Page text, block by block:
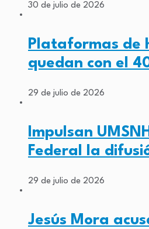
30 de julio de 2026
Plataformas de
quedan con el
29 de julio de 2026
Impulsan
Federal la
29 de julio de 2026
Jesús Mora